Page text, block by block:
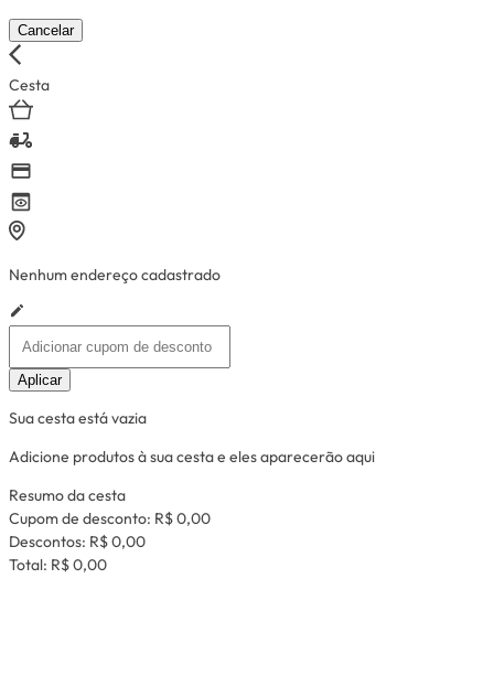
Cancelar
Cesta
Nenhum endereço cadastrado
Aplicar
Sua cesta está vazia
Adicione produtos à sua cesta e eles aparecerão aqui
Resumo da cesta
Cupom de desconto: R$ 0,00
Descontos: R$ 0,00
Total: R$ 0,00